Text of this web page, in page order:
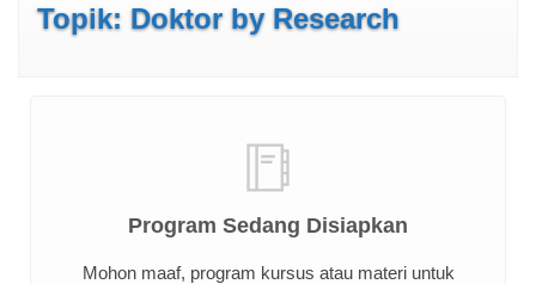
Topik: Doktor by Research
Program Sedang Disiapkan
Mohon maaf, program kursus atau materi untuk